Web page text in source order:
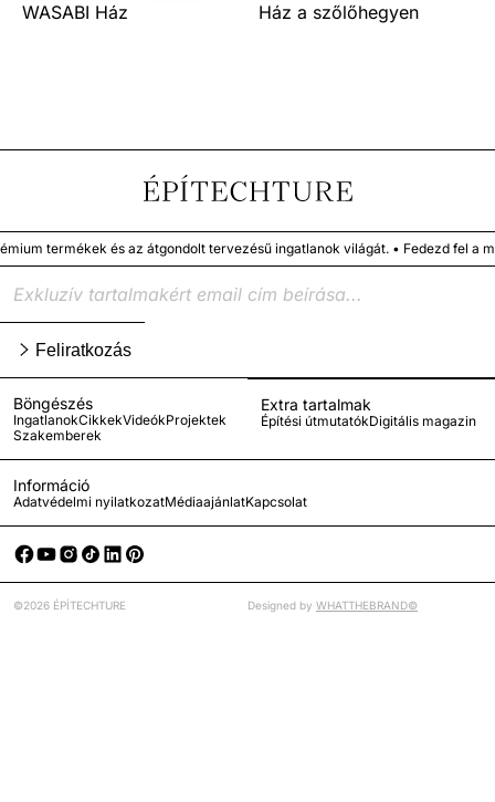
WASABI Ház Ház a szőlőhegyen
és az átgondolt tervezésű ingatlanok világát. • Fedezd fel a
Feliratkozás
Böngészés
IngatlanokCikkekVideókProjektek
Szakemberek
Extra tartalmak
Építési útmutatókDigitális magazin
Információ
Adatvédelmi nyilatkozatMédiaajánlatKapcsolat
©2026 ÉPÍTECHTURE Designed by WHATTHEBRAND©